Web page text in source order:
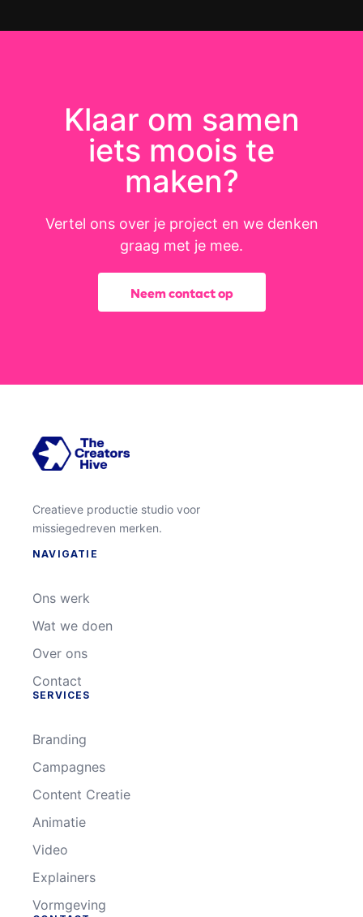
Klaar om samen
iets moois te
maken?
Vertel ons over je project en we denken
graag met je mee.
Neem contact op
Creatieve productie studio voor
missiegedreven merken.
NAVIGATIE
Ons werk
Wat we doen
Over ons
Contact
SERVICES
Branding
Campagnes
Content Creatie
Animatie
Video
Explainers
Vormgeving